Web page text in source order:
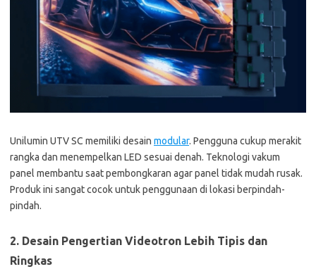
Unilumin UTV SC memiliki desain modular. Pengguna cukup merakit
rangka dan menempelkan LED sesuai denah. Teknologi vakum
panel membantu saat pembongkaran agar panel tidak mudah rusak.
Produk ini sangat cocok untuk penggunaan di lokasi berpindah-
pindah.
2. Desain Pengertian Videotron Lebih Tipis dan
Ringkas